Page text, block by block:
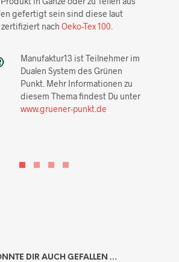
gefertigt sein sind diese laut
nach Oeko-Tex 100.
Manufaktur13 ist Teilnehmer im
Dualen System des Grünen
Punkt. Mehr Informationen zu
diesem Thema findest Du unter
www.gruener-punkt.de
DIR AUCH GEFALLEN …